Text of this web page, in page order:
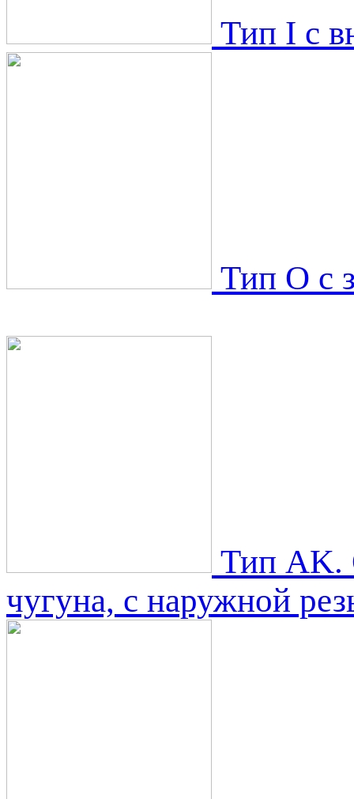
Тип I с
Тип O с
Тип AK.
чугуна, с наружной